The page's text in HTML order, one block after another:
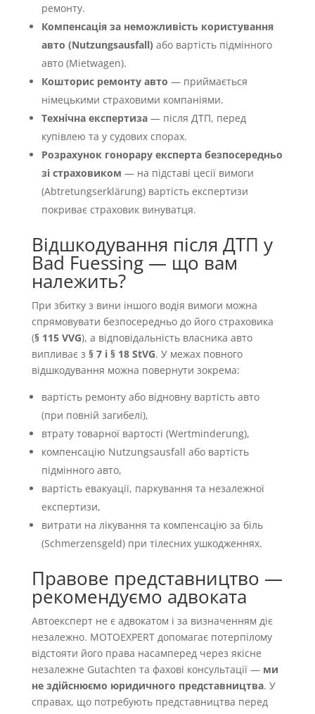
ремонту.
Компенсація за неможливість користування
авто (Nutzungsausfall) або вартість підмінного
авто (Mietwagen).
Кошторис ремонту авто — приймається
німецькими страховими компаніями.
Технічна експертиза— після ДТП, перед
купівлею та у судових спорах.
Розрахунок гонорару експерта безпосередньо
зі страховиком — на підставі цесії вимоги
(Abtretungserklärung) вартість експертизи
покриває страховик винуватця.
Відшкодування після ДТП у
Bad Fuessing — що вам
належить?
При збитку з вини іншого водія вимоги можна
спрямовувати безпосередньо до його страховика
(§ 115 VVG), а відповідальність власника авто
випливає з § 7 і § 18 StVG. У межах повного
відшкодування можна повернути зокрема:
вартість ремонту або відновну вартість авто
(при повній загибелі),
втрату товарної вартості (Wertminderung),
компенсацію Nutzungsausfall або вартість
підмінного авто,
вартість евакуації, паркування та незалежної
експертизи,
витрати на лікування та компенсацію за біль
(Schmerzensgeld) при тілесних ушкодженнях.
Правове представництво —
рекомендуємо адвоката
Автоексперт не є адвокатом і за визначенням діє
незалежно. MOTOEXPERT допомагає потерпілому
відстояти його права насамперед через якісне
незалежне Gutachten та фахові консультації — ми
не здійснюємо юридичного представництва. У
справах, що потребують представництва перед